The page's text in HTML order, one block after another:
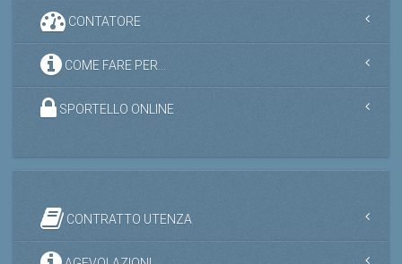
CONTATORE
COME FARE PER...
SPORTELLO ONLINE
CONTRATTO UTENZA